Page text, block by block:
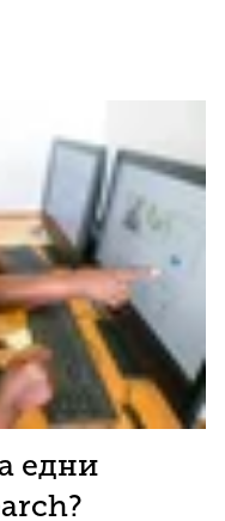
едни